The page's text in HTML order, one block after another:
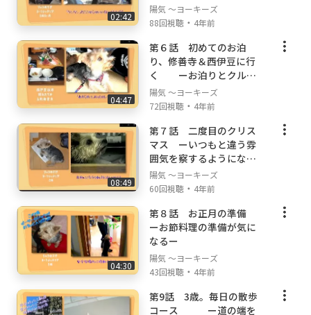
02:42
陽気 ～ヨーキーズ
88回視聴 ・ 4年前
04:47
第６話 初めてのお泊
り、修善寺＆西伊豆に行
く ーお泊りとクルー
ズ初体験ー
陽気 ～ヨーキーズ
72回視聴 ・ 4年前
08:49
第７話 二度目のクリス
マス ーいつもと違う雰
囲気を察するようになる
ー
陽気 ～ヨーキーズ
60回視聴 ・ 4年前
04:30
第８話 お正月の準備
ーお節料理の準備が気に
なるー
陽気 ～ヨーキーズ
43回視聴 ・ 4年前
第9話 3歳。毎日の散歩
コース ー道の端を